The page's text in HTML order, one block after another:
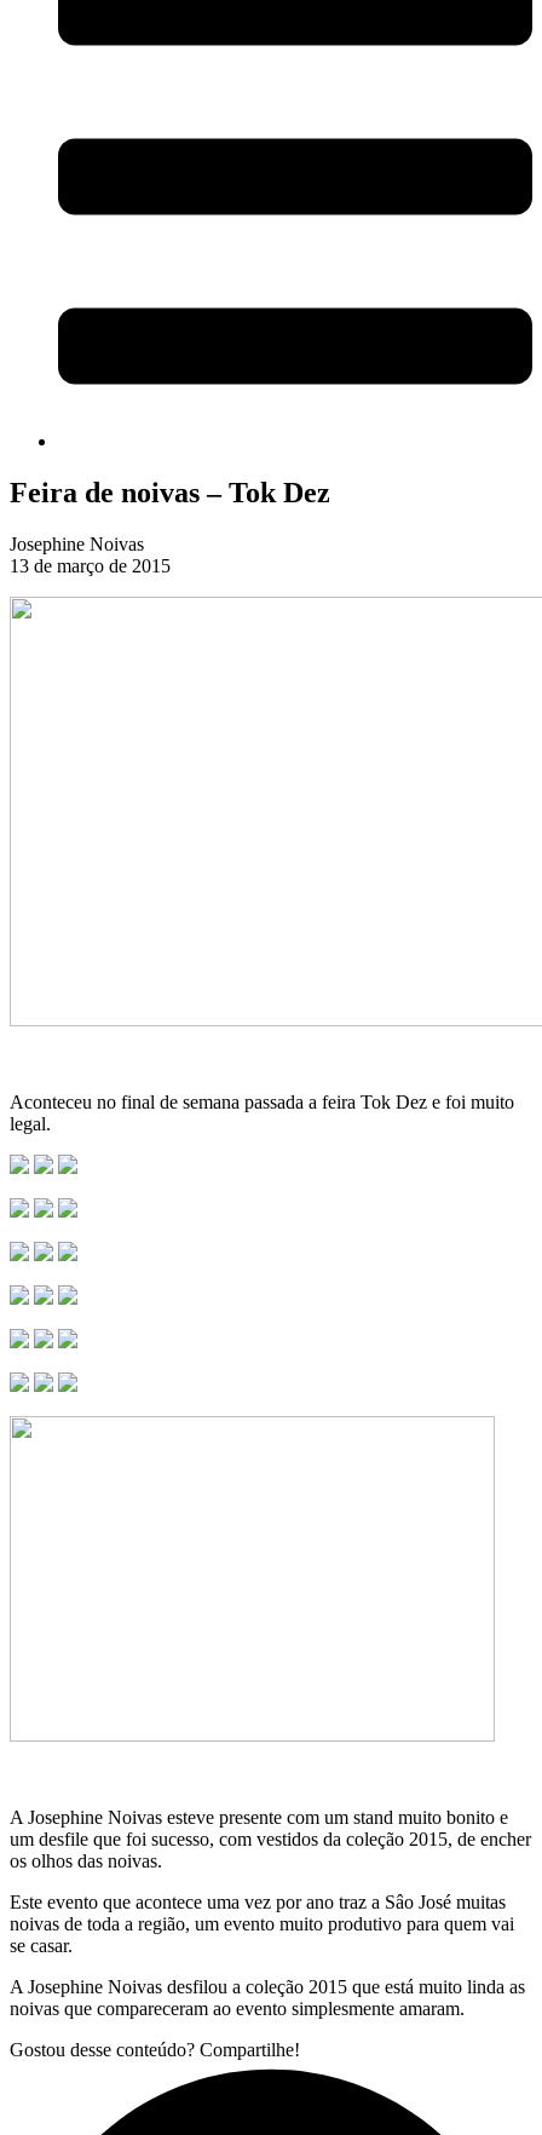
Feira de noivas – Tok Dez
Josephine Noivas
13 de março de 2015
Aconteceu no final de semana passada a feira Tok Dez e foi muito
legal.
A Josephine Noivas esteve presente com um stand muito bonito e
um desfile que foi sucesso, com vestidos da coleção 2015, de encher
os olhos das noivas.
Este evento que acontece uma vez por ano traz a Sâo José muitas
noivas de toda a região, um evento muito produtivo para quem vai
se casar.
A Josephine Noivas desfilou a coleção 2015 que está muito linda as
noivas que compareceram ao evento simplesmente amaram.
Gostou desse conteúdo? Compartilhe!